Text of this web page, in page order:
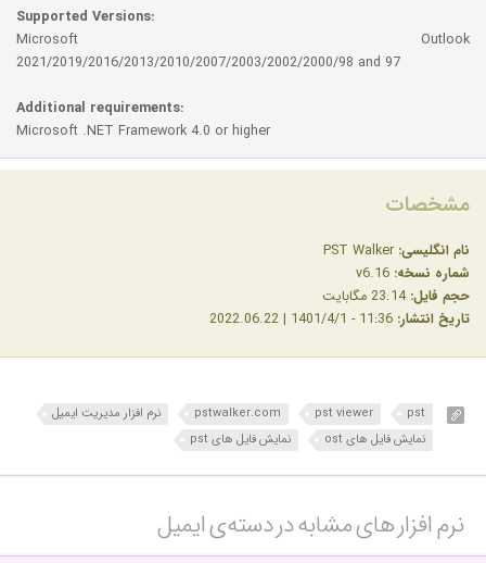
Supported Versions:
Microsoft Outlook
2021/2019/2016/2013/2010/2007/2003/2002/2000/98 and 97
Additional requirements:
Microsoft .NET Framework 4.0 or higher
مشخصات
نام انگلیسی:
شماره نسخه:
حجم فایل: 23.14 مگابایت
تاریخ انتشار:
pst
pst viewer
pstwalker.com
نرم افزار مدیریت ایمیل
نمایش فایل های ost
نمایش فایل های pst
نرم افزار های مشابه در دسته‌ی‌ ایمیل‎